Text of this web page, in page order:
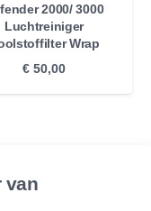
2000/ 3000
Luchtreiniger
Wrap
€ 50,00
van